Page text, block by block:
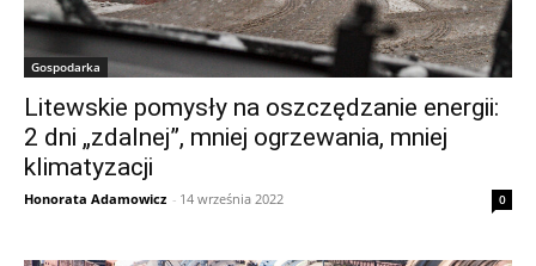
Gospodarka
Litewskie pomysły na oszczędzanie energii:
2 dni „zdalnej”, mniej ogrzewania, mniej
klimatyzacji
Honorata Adamowicz - 14 września 2022 0